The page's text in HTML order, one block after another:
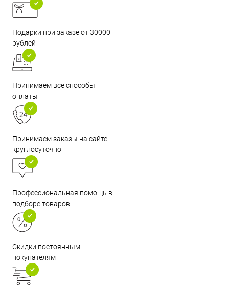
Подарки при заказе от 30000
рублей
Принимаем все способы
оплаты
Принимаем заказы на сайте
круглосуточно
Профессиональная помощь в
подборе товаров
Скидки постоянным
покупателям